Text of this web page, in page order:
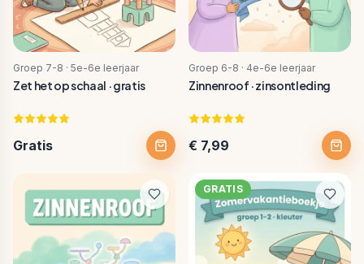
Groep 7-8 · 5e-6e leerjaar
Zet het op schaal · gratis
Gratis
Groep 6-8 · 4e-6e leerjaar
Zinnenroof · zinsontleding
€ 7,99
GRATIS